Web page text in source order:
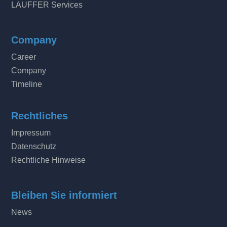
LAUFFER Services
Company
Career
Company
Timeline
Rechtliches
Impressum
Datenschutz
Rechtliche Hinweise
Bleiben Sie informiert
News